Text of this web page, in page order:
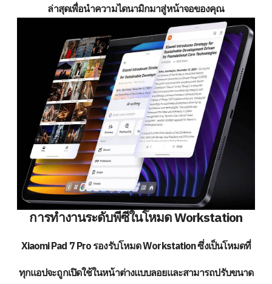
ล่าสุดเพื่อนำความไดนามิกมาสู่หน้าจอของคุณ
การทำงานระดับพีซีในโหมด Workstation
Xiaomi Pad 7 Pro รองรับโหมด Workstation ซึ่งเป็นโหมดที่
ทุกแอปจะถูกเปิดใช้ในหน้าต่างแบบลอยและสามารถปรับขนาด